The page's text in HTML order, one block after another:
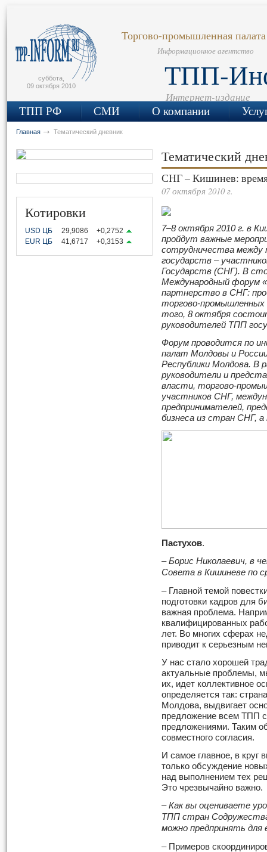
суббота,
09 октября 2010
Торгово-промышленная
Информационное агентство
ТПП-
Интернет-издание
ТПП РФ СМИ О компании
Главная Тематический дневник
Котировки
USD ЦБ 29,9086
+0,2752
EUR ЦБ
41,6717 +0,3153
Тематический
СНГ – Кишинев:
07 октября 2010 г.
7–8 октября 2010 г. в
пройдут важные
сотрудничества
государств –
Государств (СНГ). В
Международный форум
партнерство в СНГ:
торгово-
того, 8 октября
руководителей ТПП
Форум проводится по
палат Молдовы и
Республики Молдова. В
руководители и
власти, торгово-
участников СНГ,
предпринимателей,
бизнеса из стран СНГ,
Пастухов.
– Борис Николаевич, в
Совета в Кишиневе по
– Главной темой
подготовки кадров для
важная проблема.
квалифицированных
лет. Во многих сферах
приводит к серьезным
У нас стало хорошей
актуальные проблемы,
их, идет коллективное
определяется так:
Молдова, выдвигает
предложение всем ТПП
предложениями. Таким
совместного согласия.
И самое главное, в круг
только обсуждение
над выполнением тех
Это чрезвычайно важно.
– Как вы оцениваете
ТПП стран
можно предпринять для
– Примеров